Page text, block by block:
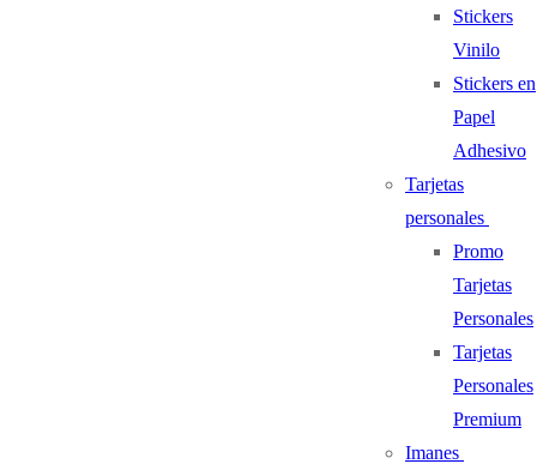
Stickers
Vinilo
Stickers en
Papel
Adhesivo
Tarjetas
personales
Promo
Tarjetas
Personales
Tarjetas
Personales
Premium
Imanes